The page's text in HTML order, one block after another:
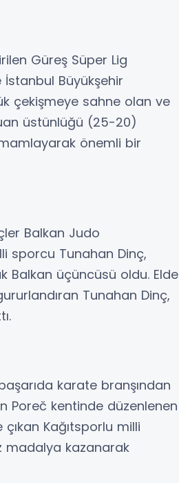
Güreş Süper Lig
İstanbul Büyükşehir
çekişmeye sahne olan ve
üstünlüğü (25-20)
önemli bir
Balkan Judo
sporcu Tunahan Dinç,
Balkan üçüncüsü oldu. Elde
Tunahan Dinç,
karate branşından
Poreč kentinde düzenlenen
Kağıtsporlu milli
madalya kazanarak